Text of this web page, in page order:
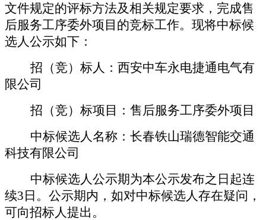
文件规定的评标方法及相关规定要求，完成售
后服务工序委外项目的竞标工作。现将中标候
选人公示如下：
招（竞）标人： 西安中车永电捷通电气有
限公司
招（竞）标项目： 售后服务工序委外项目
中标候选人名称： 长春铁山瑞德智能交通
科技有限公司
中标候选人公示期为本公示发布之日起连
续3日。公示期内，如对中标候选人存在疑问，
可向招标人提出。